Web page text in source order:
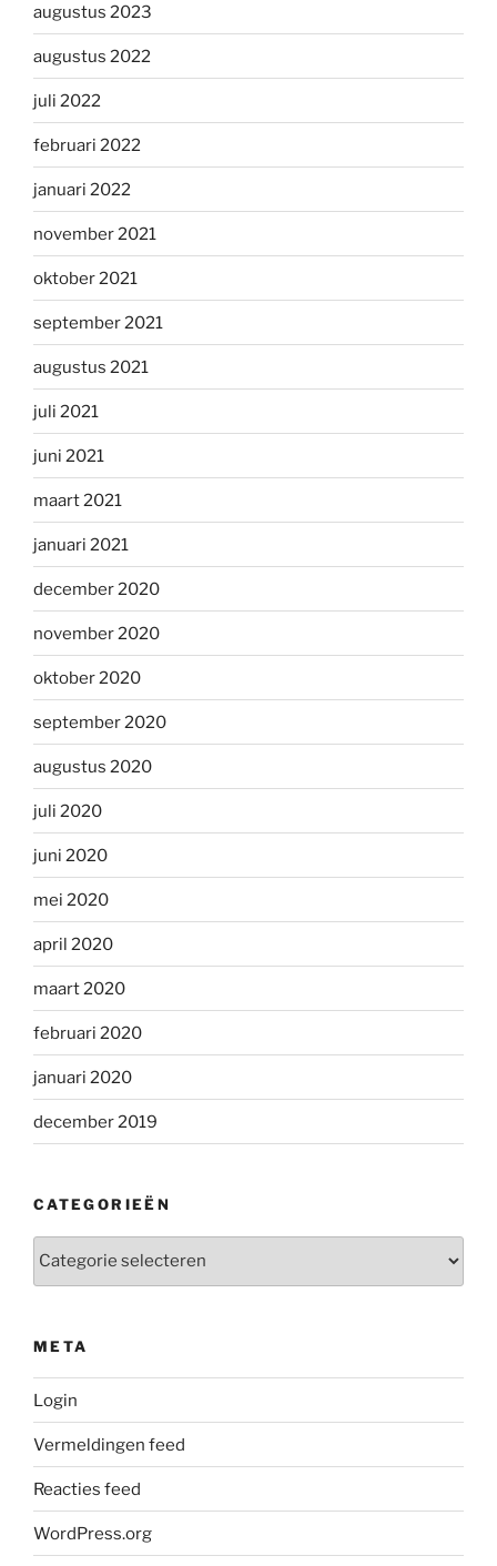
augustus 2023
augustus 2022
juli 2022
februari 2022
januari 2022
november 2021
oktober 2021
september 2021
augustus 2021
juli 2021
juni 2021
maart 2021
januari 2021
december 2020
november 2020
oktober 2020
september 2020
augustus 2020
juli 2020
juni 2020
mei 2020
april 2020
maart 2020
februari 2020
januari 2020
december 2019
CATEGORIEËN
META
Login
Vermeldingen feed
Reacties feed
WordPress.org